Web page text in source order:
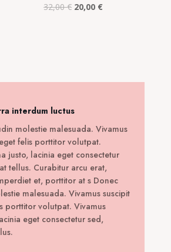
32,00€ Original
20,00 €
interdum luctus
molestie malesuada. Vivamus
felis porttitor volutpat.
justo, lacinia eget consectetur
tellus. Curabitur arcu erat,
et, porttitor at s Donec
malesuada. Vivamus suscipit
porttitor volutpat. Vivamus
eget consectetur sed,